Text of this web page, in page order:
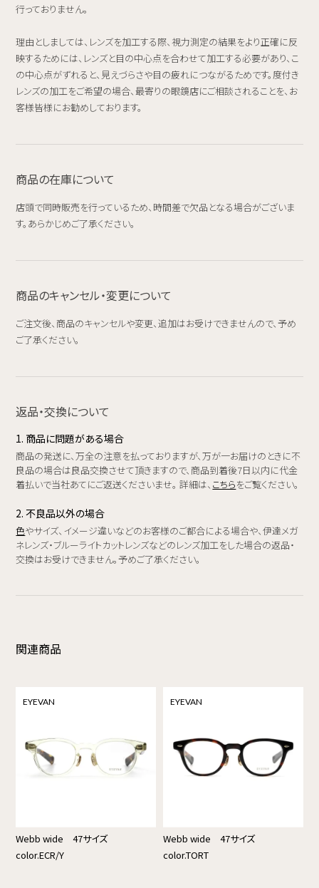
行っておりません。
理由としましては、レンズを加工する際、視力測定の結果をより正確に反
映するためには、レンズと目の中心点を合わせて加工する必要があり、こ
の中心点がずれると、見えづらさや目の疲れにつながるためです。度付き
レンズの加工をご希望の場合、最寄りの眼鏡店にご相談されることを、お
客様皆様にお勧めしております。
商品の在庫について
店頭で同時販売を行っているため、時間差で欠品となる場合がございま
す。あらかじめご了承ください。
商品のキャンセル・変更について
ご注文後、商品のキャンセルや変更、追加はお受けできませんので、予め
ご了承ください。
返品・交換について
1. 商品に問題がある場合
商品の発送に、万全の注意を払っておりますが、万が一お届けのときに不
良品の場合は良品交換させて頂きますので、商品到着後7日以内に代金
着払いで当社あてにご返送くださいませ。 詳細は、 こちらをご覧ください。
2. 不良品以外の場合
色やサイズ、イメージ違いなどのお客様のご都合による場合や、伊達メガ
ネレンズ・ブルーライトカットレンズなどのレンズ加工をした場合の返品・
交換はお受けできません。予めご了承ください。
関連商品
EYEVAN
Webb wide 47サイズ
color.ECR/Y
EYEVAN
Webb wide 47サイズ
color.TORT